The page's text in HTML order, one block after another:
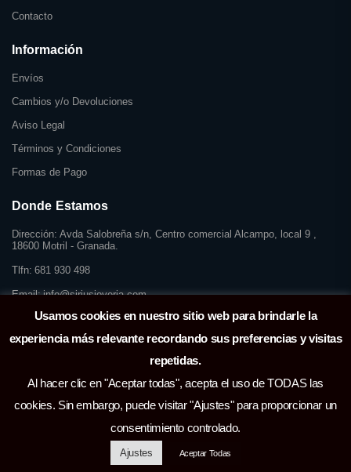
Contacto
Información
Envíos
Cambios y/o Devoluciones
Aviso Legal
Términos y Condiciones
Formas de Pago
Donde Estamos
Tlfn: 681 930 498
Email: info@siriusjoyeria.com
Dirección: Avda Salobreña s/n, Centro comercial Alcampo, local 9 ,
18600 Motril - Granada.
Gestionar Cookies
Usamos cookies en nuestro sitio web para brindarle la
experiencia más relevante recordando sus preferencias y visitas
repetidas.
Al hacer clic en "Aceptar todas", acepta el uso de TODAS las
cookies. Sin embargo, puede visitar "Ajustes" para proporcionar un
consentimiento controlado.
Ajustes Aceptar Todas